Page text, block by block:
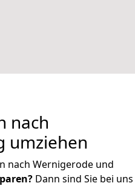
nach
umziehen
nach Wernigerode und
Dann sind Sie bei uns